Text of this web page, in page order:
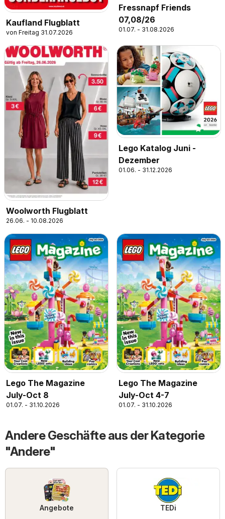
Kaufland Flugblatt
von Freitag 31.07.2026
Fressnapf Friends
07,08/26
01.07. - 31.08.2026
Woolworth Flugblatt
26.06. - 10.08.2026
Lego Katalog Juni -
Dezember
01.06. - 31.12.2026
Lego The Magazine
July-Oct 8
01.07. - 31.10.2026
Lego The Magazine
July-Oct 4-7
01.07. - 31.10.2026
Andere Geschäfte aus der Kategorie
"Andere"
Angebote TEDi